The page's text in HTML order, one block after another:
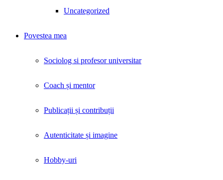
Uncategorized
Povestea mea
Sociolog si profesor universitar
Coach și mentor
Publicații și contribuții
Autenticitate și imagine
Hobby-uri